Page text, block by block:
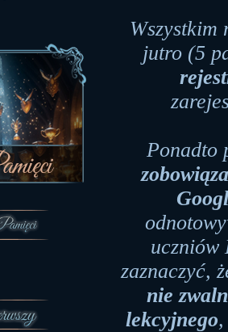
Wszystkim
jutro (5
Ponadto
uczniów
zaznaczyć,
nie
lekcyjnego